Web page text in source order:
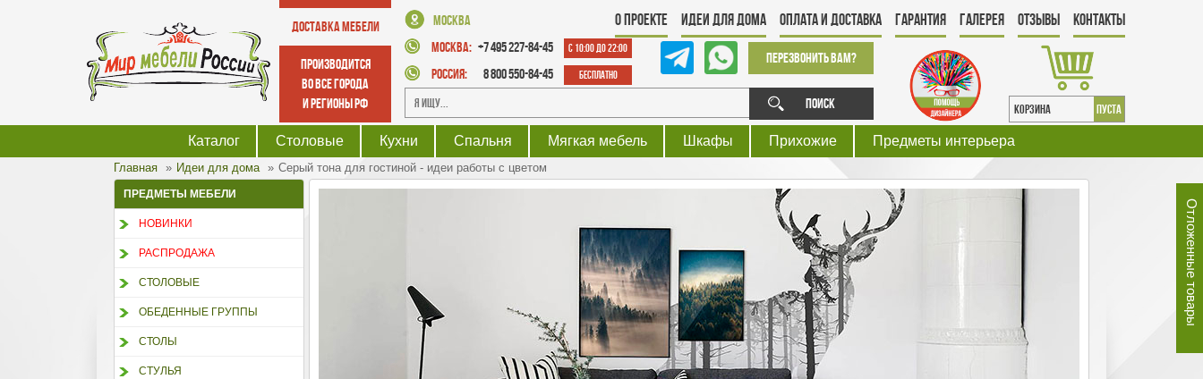
Доставка мебели
производится
во все города
и регионы РФ
Москва
Москва: +7 495 227-84-45 с 10:00 до 22:00
Россия: 8 800 550-84-45 Бесплатно
Перезвонить Вам?
Поиск КОРЗИНА пуста
О проекте Идеи для дома Оплата и Доставка Гарантия Галерея Отзывы Контакты
Каталог Столовые Кухни Спальня Мягкая мебель Шкафы Прихожие Предметы интерьера
Главная Идеи для дома Cерый тона для гостиной - идеи работы с цветом
ПРЕДМЕТЫ МЕБЕЛИ
НОВИНКИ
РАСПРОДАЖА
СТОЛОВЫЕ
ОБЕДЕННЫЕ ГРУППЫ
СТОЛЫ
СТУЛЬЯ
Отложенные товары